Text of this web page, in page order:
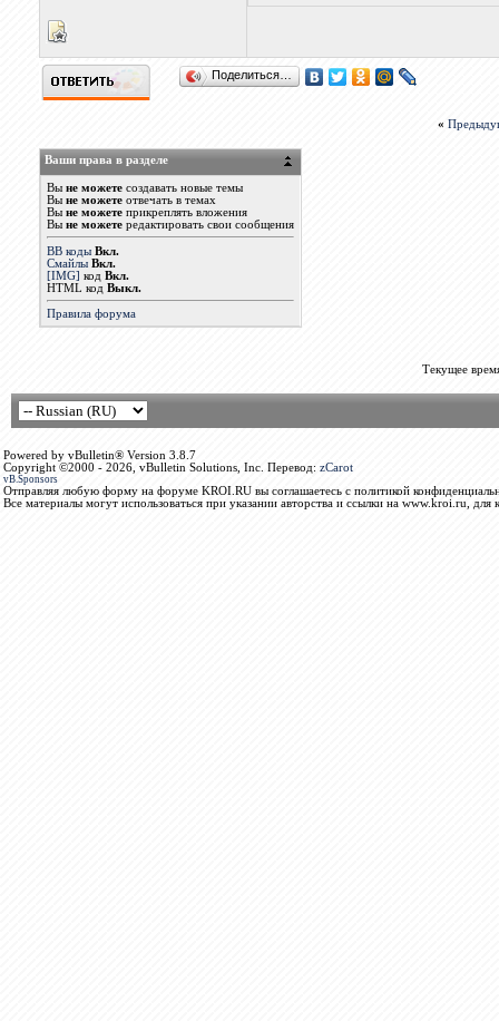
Поделиться…
«
Ваши права в разделе
Вы не можетесоздавать новые темы
Вы не можетеотвечать в темах
Вы не можетеприкреплять вложения
Вы не можетередактировать свои сообщения
BB коды Вкл.
Смайлы Вкл.
[IMG] код Вкл.
HTML код Выкл.
Правила форума
Текущее
Powered by vBulletin® Version 3.8.7
Copyright ©2000 - 2026, vBulletin Solutions, Inc. Перевод: zCarot
vB.Sponsors
Отправляя любую форму на форуме KROI.RU вы соглашаетесь с политикой
Все материалы могут использоваться при указании авторства и ссылки на www.kroi.ru, для